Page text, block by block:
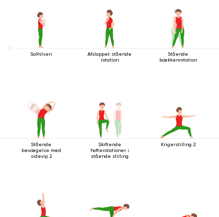
Solhilsen
Afslappet stående
rotation
Stående
bækkenrotation
Stående
bevægelse med
sidevip 2
Skiftende
hofterotationer i
stående stilling
Krigerstilling 2